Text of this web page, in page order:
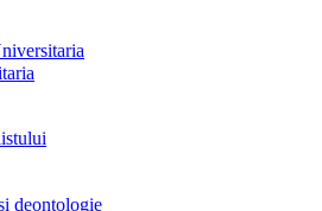
deontologie